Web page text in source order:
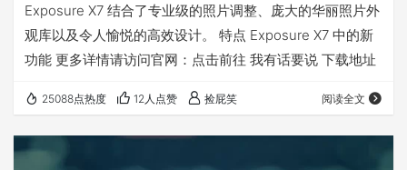
Exposure X7 结合了专业级的照片调整、庞大的华丽照片外
观库以及令人愉悦的高效设计。 特点 Exposure X7 中的新
功能 更多详情请访问官网：点击前往 我有话要说 下载地址
25088点热度 12人点赞 捡屁笑 阅读全文